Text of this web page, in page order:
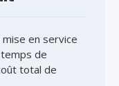
en service
de
total de